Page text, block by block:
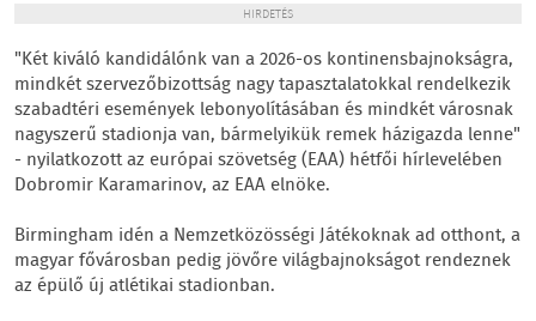
HIRDETÉS
"Két kiváló kandidálónk van a 2026-os kontinensbajnokságra,
mindkét szervezőbizottság nagy tapasztalatokkal rendelkezik
szabadtéri események lebonyolításában és mindkét városnak
nagyszerű stadionja van, bármelyikük remek házigazda lenne"
- nyilatkozott az európai szövetség (EAA) hétfői hírlevelében
Dobromir Karamarinov, az EAA elnöke.
Birmingham idén a Nemzetközösségi Játékoknak ad otthont, a
magyar fővárosban pedig jövőre világbajnokságot rendeznek
az épülő új atlétikai stadionban.